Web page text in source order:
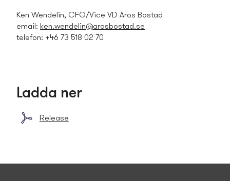
Ken Wendelin, CFO/Vice VD Aros Bostad
email: ken.wendelin@arosbostad.se
telefon: +46 73 518 02 70
Ladda ner
Release